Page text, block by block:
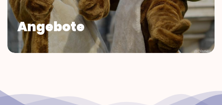
Angebote